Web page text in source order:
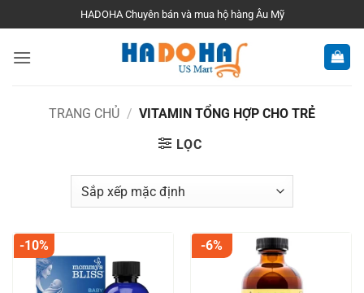
qua
nội
HADOHA Chuyên bán và mua hộ hàng Âu Mỹ
TRANG CHỦ / VITAMIN TỔNG HỢP CHO TRẺ
LỌC
-10% -6%